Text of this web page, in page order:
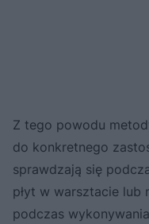
Z tego powodu
do konkretnego
sprawdzają się
płyt w warsztacie lub
podczas